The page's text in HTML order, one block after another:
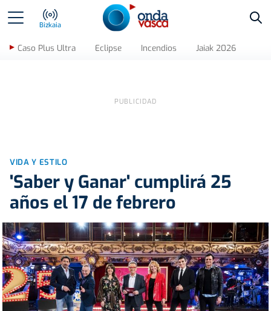
Bizkaia
Caso Plus Ultra Eclipse Incendios Jaiak 2026
VIDA Y ESTILO
'Saber y Ganar' cumplirá 25
años el 17 de febrero